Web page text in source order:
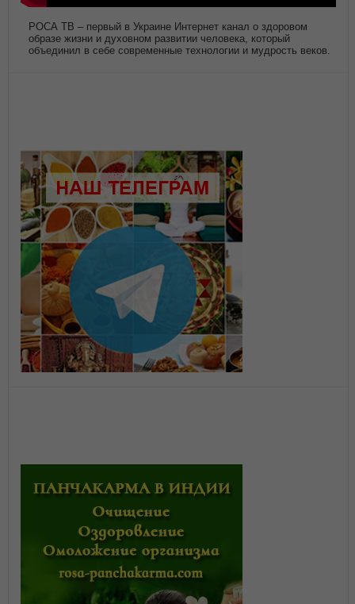
РОСА ТВ – первый в Украине Интернет канал о здоровом
образе жизни и духовном развитии человека, который
объединил в себе современные технологии и мудрость веков.